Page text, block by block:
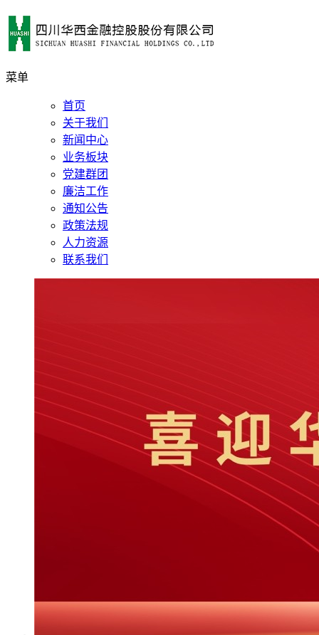
菜单
首页
关于我们
新闻中心
业务板块
党建群团
廉洁工作
通知公告
政策法规
人力资源
联系我们